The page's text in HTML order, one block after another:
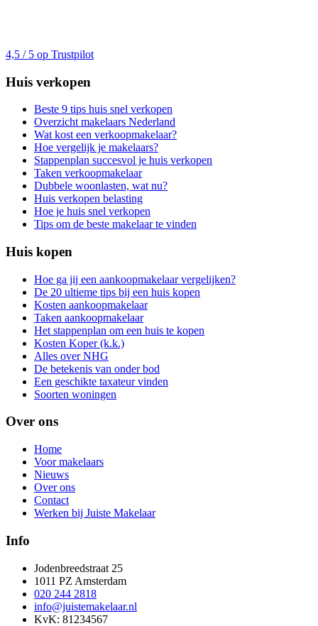
4,5 / 5 op Trustpilot
Huis verkopen
Beste 9 tips huis snel verkopen
Overzicht makelaars Nederland
Wat kost een verkoopmakelaar?
Hoe vergelijk je makelaars?
Stappenplan succesvol je huis verkopen
Taken verkoopmakelaar
Dubbele woonlasten, wat nu?
Huis verkopen belasting
Hoe je huis snel verkopen
Tips om de beste makelaar te vinden
Huis kopen
Hoe ga jij een aankoopmakelaar vergelijken?
De 20 ultieme tips bij een huis kopen
Kosten aankoopmakelaar
Taken aankoopmakelaar
Het stappenplan om een huis te kopen
Kosten Koper (k.k.)
Alles over NHG
De betekenis van onder bod
Een geschikte taxateur vinden
Soorten woningen
Over ons
Home
Voor makelaars
Nieuws
Over ons
Contact
Werken bij Juiste Makelaar
Info
Jodenbreedstraat 25
1011 PZ Amsterdam
020 244 2818
info@juistemakelaar.nl
KvK: 81234567